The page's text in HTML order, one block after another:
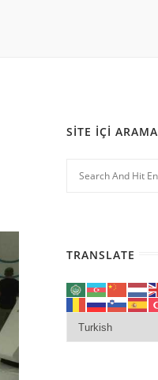
SITE İÇI ARAMA
TRANSLATE